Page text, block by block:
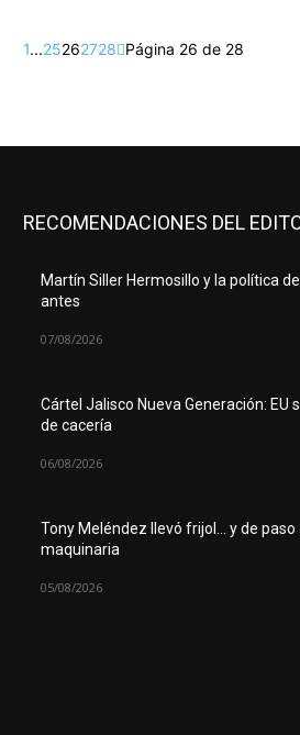
1...25262728 Página 26 de 28
RECOMENDACIONES DEL
Martín Siller Hermosillo y la política
antes
07/08/2026
Cártel Jalisco Nueva Generación: EU
de cacería
06/08/2026
Tony Meléndez llevó frijol… y de paso
maquinaria
05/08/2026